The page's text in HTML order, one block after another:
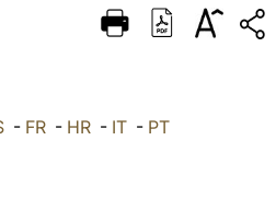
ITALIANO
- FR- HR- IT- PT